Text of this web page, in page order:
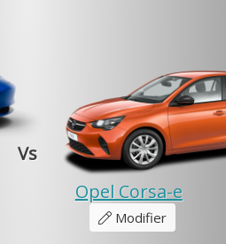
Vs
Opel Corsa-e
Modifier